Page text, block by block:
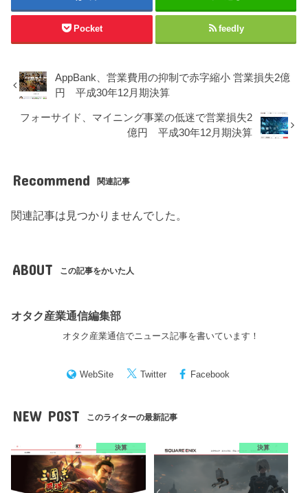
Pocket feedly
AppBank、営業費用の抑制で赤字縮小 営業損失2億
円 平成30年12月期決算
フォーサイド、マイニング事業の低迷で営業損失2
億円 平成30年12月期決算
Recommend 関連記事
関連記事は見つかりませんでした。
ABOUT この記事をかいた人
オタク産業通信編集部
オタク産業通信でニュース記事を書いています！
WebSite Twitter Facebook
NEW POST このライターの最新記事
決算 決算